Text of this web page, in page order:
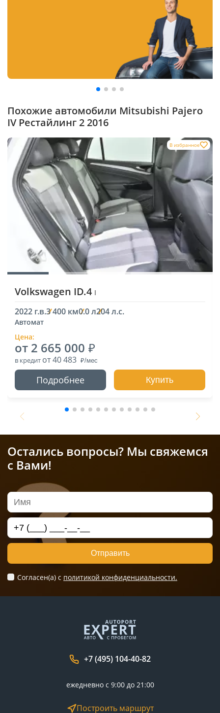
Похожие автомобили Mitsubishi Pajero
IV Рестайлинг 2 2016
В избранное
Volkswagen ID.4 I
2022 г.в.3 400 км0.0 л204 л.с.
Автомат
Цена:
от 2 665 000
в кредит от 40 483
Подробнее Купить
Остались вопросы? Мы свяжемся
с Вами!
Отправить
Согласен(а) c политикой конфиденциальности.
+7 (495) 104-40-82
ежедневно с 9:00 до 21:00
Построить маршрут